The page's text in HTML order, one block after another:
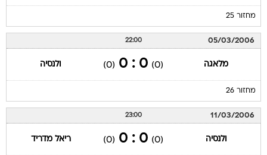
מחזור 25
05/03/2006
22:00
מלאגה (0)
0 : 0
(0) ולנסיה
מחזור 26
11/03/2006
23:00
ולנסיה (0)
0 : 0
(0) ריאל מדריד